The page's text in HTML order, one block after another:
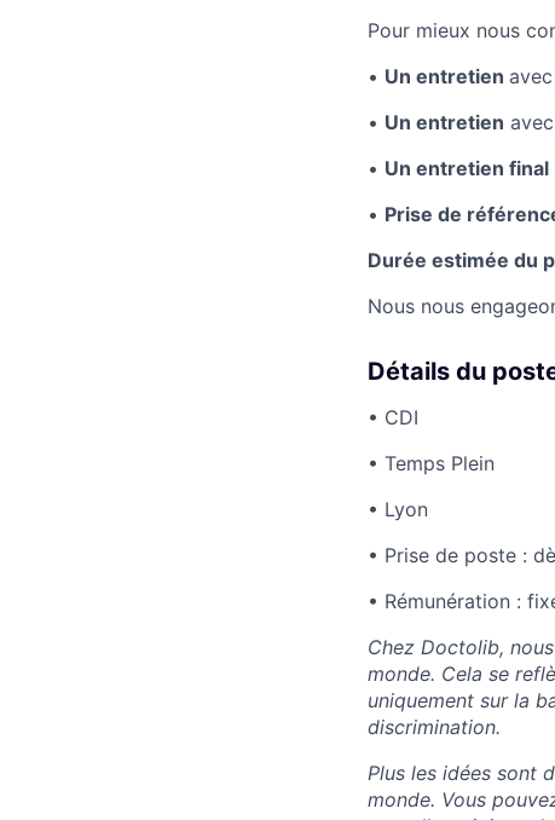
Pour mieux nous
• Un entretien
• Un entretien
• Un entretien final
• Prise de
Durée estimée du
Nous nous
Détails du
• CDI
• Temps Plein
• Lyon
• Prise de poste :
• Rémunération :
Chez Doctolib,
monde. Cela se
uniquement sur la
discrimination.
Plus les idées sont
monde. Vous